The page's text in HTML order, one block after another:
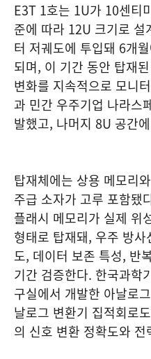
E3T 1호는 1U가 10센티
준에 따라 12U 크기로
터 저궤도에 투입돼 6개
되며, 이 기간 동안 탑재
변화를 지속적으로 모니
과 민간 우주기업 나라스
발했고, 나머지 8U 공간
탑재체에는 상용 메모리
주급 소자가 고루 포함됐
플래시 메모리가 실제 위
형태로 탑재돼, 우주 방
도, 데이터 보존 특성, 반
기간 검증한다. 한국과학
구실에서 개발한 아날로
날로그 변환기 집적회로
의 신호 변환 정확도와